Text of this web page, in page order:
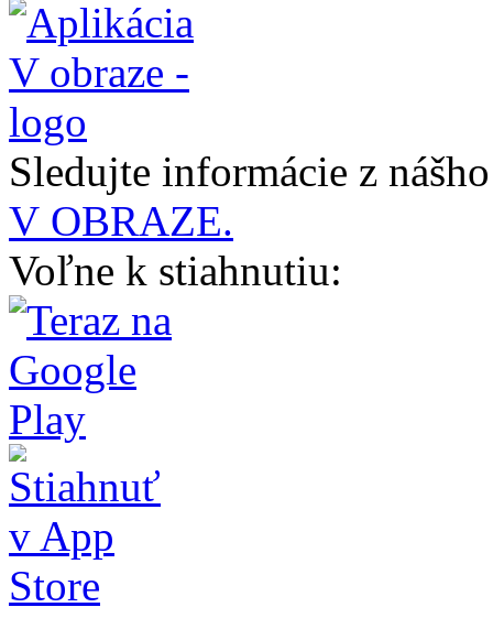
Sledujte informácie z
V OBRAZE.
Voľne k stiahnutiu: